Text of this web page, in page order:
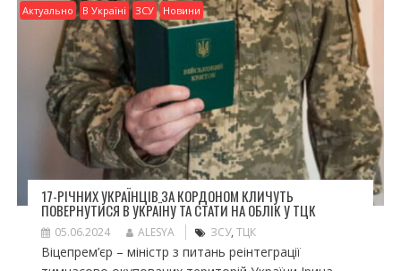
Актуально В Україні ЗСУ Новини
17-РІЧНИХ УКРАЇНЦІВ ЗА КОРДОНОМ КЛИЧУТЬ
ПОВЕРНУТИСЯ В УКРАЇНУ ТА СТАТИ НА ОБЛІК У ТЦК
05.06.2024 ALESYA ЗСУ, ТЦК
Віцепрем’єр – міністр з питань реінтеграції